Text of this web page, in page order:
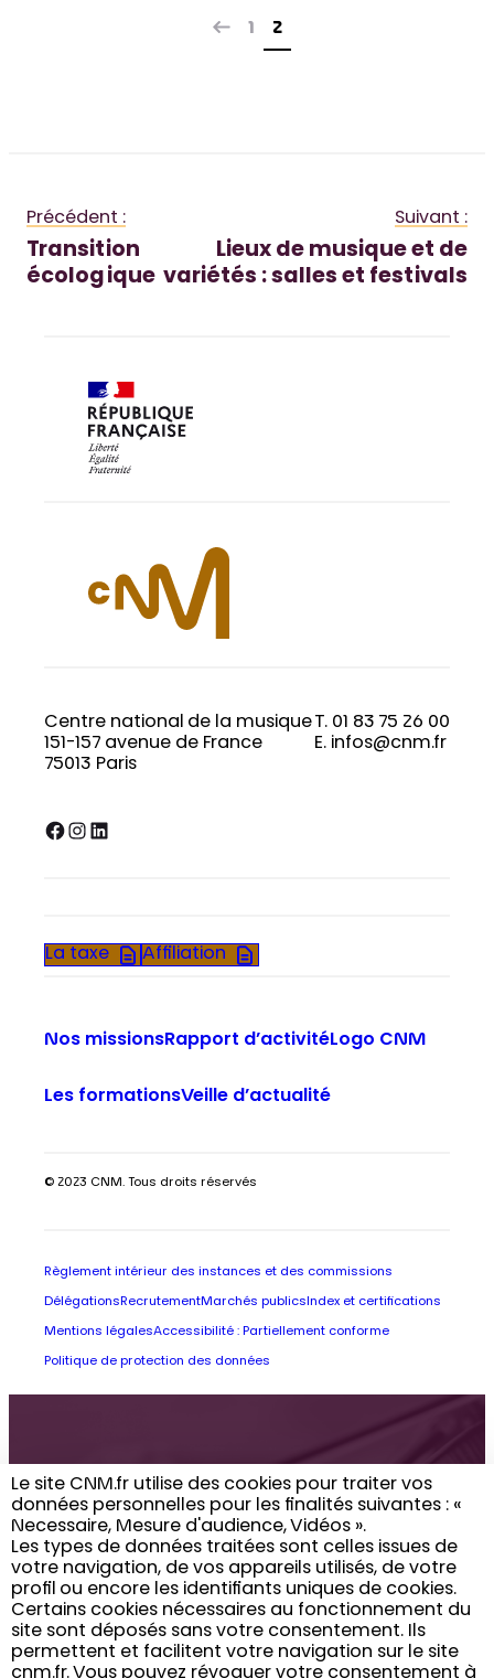
Le site CNM.fr utilise des cookies pour traiter vos
données personnelles pour les finalités suivantes : «
Necessaire, Mesure d'audience, Vidéos ». ​
Les types de données traitées sont celles issues de
votre navigation, de vos appareils utilisés, de votre
profil ou encore les identifiants uniques de cookies. ​
Certains cookies nécessaires au fonctionnement du
site sont déposés sans votre consentement. Ils
permettent et facilitent votre navigation sur le site
cnm.fr. ​ Vous pouvez révoquer votre consentement à
1 2
Précédent :
Transition
écologique
Suivant :
Lieux de musique et de
variétés : salles et festivals
Centre national de la musique
151-157 avenue de France
75013 Paris
T. 01 83 75 26 00
E. infos@cnm.fr
Facebook InstagramLinkedIn
La taxe Affiliation
Nos missionsRapport d’activitéLogo CNM
Les formationsVeille d’actualité
© 2023 CNM. Tous droits réservés
Règlement intérieur des instances et des commissions
Délégations RecrutementMarchés publics Index et certifications
Mentions légalesAccessibilité : Partiellement conforme
Politique de protection des données
Retrouvez toute
l’actualité du CNM
dans votre boîte
email